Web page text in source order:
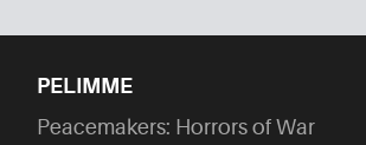
PELIMME
Peacemakers: Horrors of War